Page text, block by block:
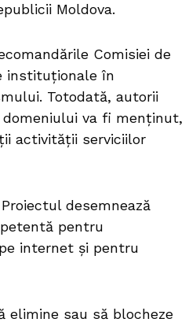
Moldova.
Comisiei de
instituționale în
Totodată, autorii
va fi menținut,
activității serviciilor
desemnează
pentru
internet și pentru
elimine sau să blocheze